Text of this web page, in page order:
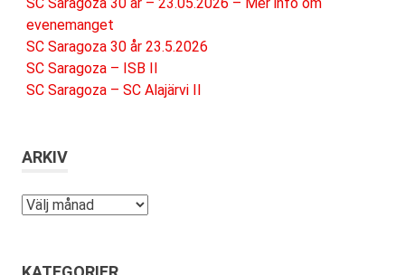
evenemanget
SC Saragoza 30 år 23.5.2026
SC Saragoza – ISB II
SC Saragoza – SC Alajärvi II
ARKIV
Arkiv